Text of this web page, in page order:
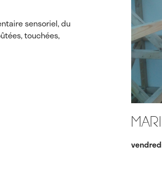
sensoriel, du
touchées,